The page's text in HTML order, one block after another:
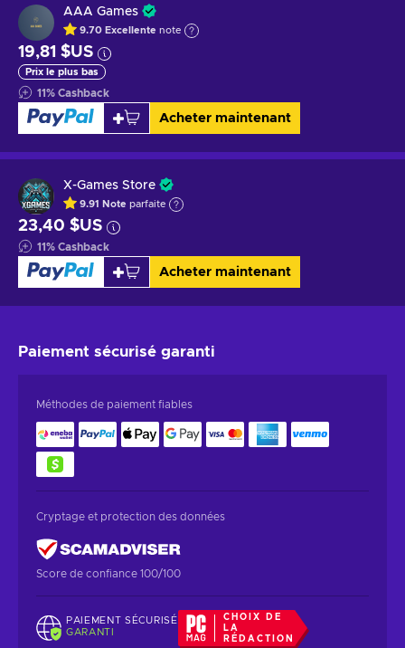
AAA Games
9.70 Excellente note
19,81 $US
Prix le plus bas
11% Cashback
Acheter maintenant
X-Games Store
9.91 Note parfaite
23,40 $US
11% Cashback
Acheter maintenant
Paiement sécurisé garanti
Méthodes de paiement fiables
Cryptage et protection des données
Score de confiance 100/100
PAIEMENT SÉCURISÉ
GARANTI
CHOIX DE
LA
RÉDACTION